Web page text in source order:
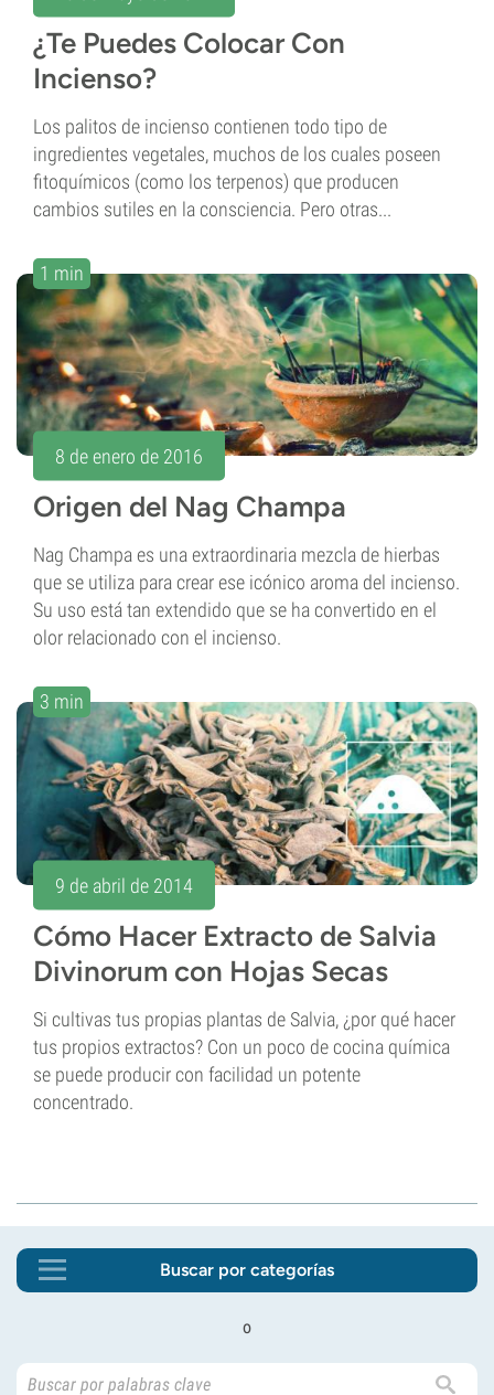
¿Te Puedes Colocar Con
Incienso?
Los palitos de incienso contienen todo tipo de
ingredientes vegetales, muchos de los cuales poseen
fitoquímicos (como los terpenos) que producen
cambios sutiles en la consciencia. Pero otras...
1 min
8 de enero de 2016
Origen del Nag Champa
Nag Champa es una extraordinaria mezcla de hierbas
que se utiliza para crear ese icónico aroma del incienso.
Su uso está tan extendido que se ha convertido en el
olor relacionado con el incienso.
3 min
9 de abril de 2014
Cómo Hacer Extracto de Salvia
Divinorum con Hojas Secas
Si cultivas tus propias plantas de Salvia, ¿por qué hacer
tus propios extractos? Con un poco de cocina química
se puede producir con facilidad un potente
concentrado.
Buscar por categorías
o